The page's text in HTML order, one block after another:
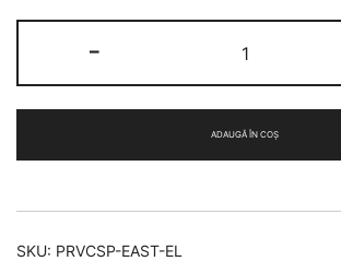
-
Cadou
Easter
ADAUGĂ ÎN COȘ
SKU: PRVCSP-EAST-EL